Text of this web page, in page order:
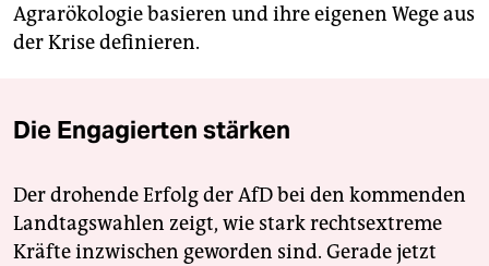
Agrarökologie basieren und ihre eigenen Wege aus
der Krise definieren.
Die Engagierten stärken
Der drohende Erfolg der AfD bei den kommenden
Landtagswahlen zeigt, wie stark rechtsextreme
Kräfte inzwischen geworden sind. Gerade jetzt